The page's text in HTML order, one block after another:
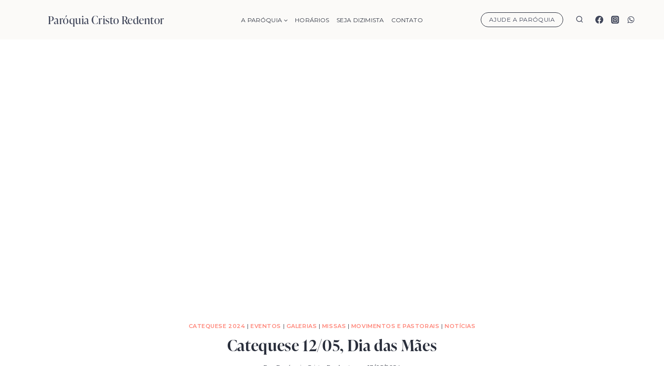
Paróquia Cristo Redentor A PARÓQUIA HORÁRIOS SEJA DIZIMISTA CONTATO AJUDE A PARÓQUIA
CATEQUESE 2024 |EVENTOS | GALERIAS | MISSAS | MOVIMENTOS E PASTORAIS | NOTÍCIAS
Catequese 12/05, Dia das Mães